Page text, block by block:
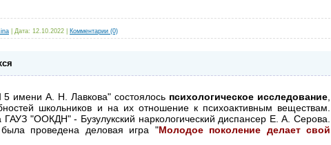
Дата: 12.10.2022 Комментарии (0)
А. Н. Лавкова" состоялось психологическое исследование
школьников и на их отношение к психоактивным веществам.
"ООКДН" - Бузулукский наркологический диспансер Е. А. Серова.
проведена деловая игра "Молодое поколение делает свой